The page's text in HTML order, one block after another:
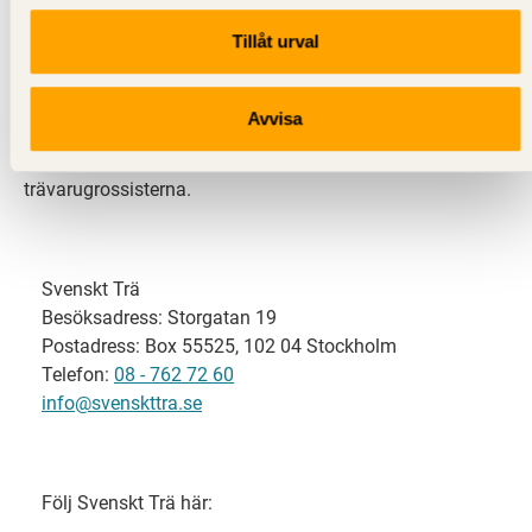
Tillåt urval
Avvisa
Svenskt Trä representerar svensk sågverksindustri
och är en del av branschorganisationen
svensk limträ-, KL-trä- och förpackningsindustri samt
trävarugrossisterna.
Svenskt Trä
Besöksadress: Storgatan 19
Postadress: Box 55525, 102 04 Stockholm
Telefon: 08 - 762 72 60
info@svenskttra.se
Följ Svenskt Trä här: